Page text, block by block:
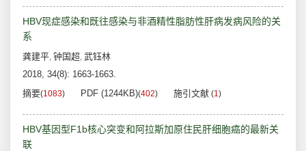
HBV现症感染和既往感染与非酒精性脂肪性肝病发病风险的关
系
龚建平, 钟国超, 武钰林
2018, 34(8): 1663-1663.
摘要(1083) PDF (1244KB)(402) 施引文献 (1)
HBV基因型F1b核心突变和阿拉斯加原住民肝细胞癌的最新关
联